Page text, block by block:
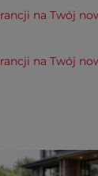
na Twój
na Twój